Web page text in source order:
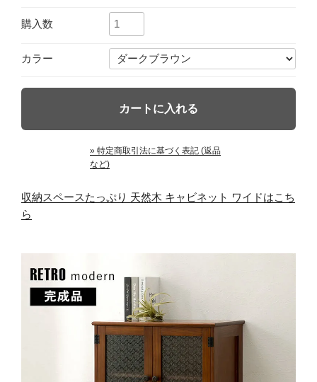
購入数
カラー
» 特定商取引法に基づく表記 (返品
など)
収納スペースたっぷり 天然木 キャビネット ワイドはこち
ら